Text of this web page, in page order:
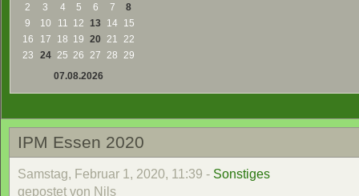
2
3 4 5 6 7
8
9
10 11 12 13 14 15
16
17 18 19 20 21 22
23
24 25 26 27 28 29
07.08.2026
IPM Essen 2020
Samstag, Februar 1, 2020, 11:39 - Sonstiges
gepostet von Nils